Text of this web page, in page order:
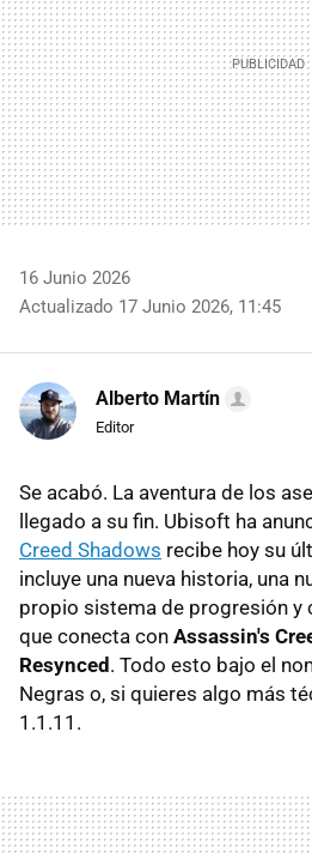
16 Junio 2026
Actualizado 17 Junio 2026, 11:45
Alberto Martín
Editor
Se acabó. La aventura de los
llegado a su fin. Ubisoft ha
Creed Shadows recibe hoy su
incluye una nueva historia, una
propio sistema de progresión y
que conecta con Assassin's
Resynced . Todo esto bajo el
Negras o, si quieres algo más
1.1.11.